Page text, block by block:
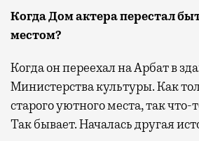
Когда Дом актера перестал
местом?
Когда он переехал на Арбат в
Министерства культуры. Как
старого уютного места, так
Так бывает. Началась другая